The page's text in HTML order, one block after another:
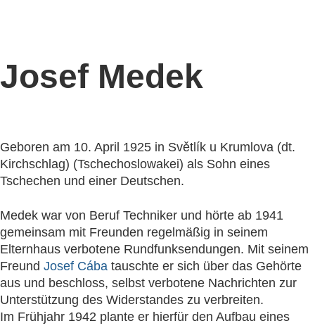
Josef Medek
Geboren am 10. April 1925 in Světlík u Krumlova (dt.
Kirchschlag) (Tschechoslowakei) als Sohn eines
Tschechen und einer Deutschen.
Medek war von Beruf Techniker und hörte ab 1941
gemeinsam mit Freunden regelmäßig in seinem
Elternhaus verbotene Rundfunksendungen. Mit seinem
Freund Josef Cába tauschte er sich über das Gehörte
aus und beschloss, selbst verbotene Nachrichten zur
Unterstützung des Widerstandes zu verbreiten.
Im Frühjahr 1942 plante er hierfür den Aufbau eines